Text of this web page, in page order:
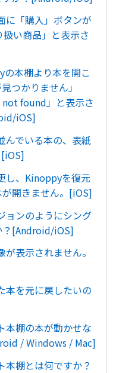
「購入」ボタンが
い商品」と表示さ
本棚より本を開こ
つかりません」
not found」と表示さ
iOS]
でいる本の、表紙
し、Kinoppyを復元
開きません。[iOS]
ョンのようにシング
？[Android/iOS]
表示されません。
を元に戻したいの
棚の本が動かせな
/ Windows / Mac]
棚とは何ですか？